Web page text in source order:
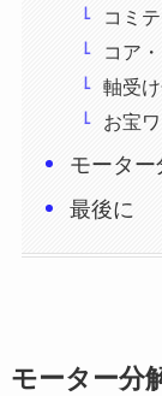
コミ
コア
軸受
お宝
モータ
最後に
モーター分